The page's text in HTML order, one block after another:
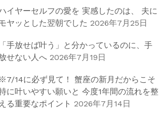
イヤーセルフの愛を 実感したのは、 夫に
ヤッとした翌朝でした 2026年7月25日
手放せば叶う」と分かっているのに、手
せない人へ 2026年7月19日
14に必ず見て！ 蟹座の新月だからこそ
に叶いやすい願いと 今度1年間の流れを整
る重要なポイント 2026年7月14日